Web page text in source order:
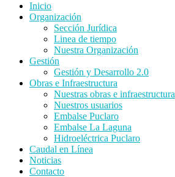
Inicio
Organización
Sección Jurídica
Linea de tiempo
Nuestra Organización
Gestión
Gestión y Desarrollo 2.0
Obras e Infraestructura
Nuestras obras e infraestructura
Nuestros usuarios
Embalse Puclaro
Embalse La Laguna
Hidroeléctrica Puclaro
Caudal en Línea
Noticias
Contacto